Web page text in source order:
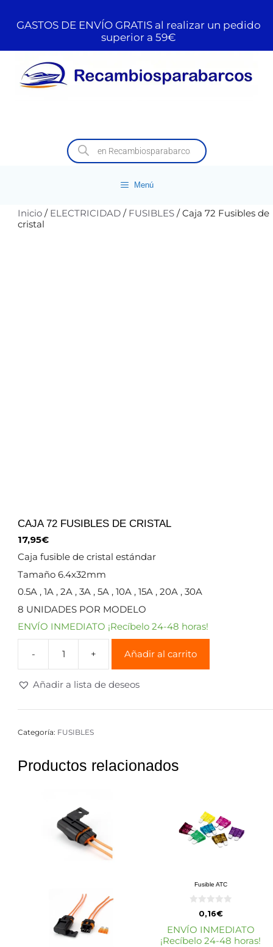
GASTOS DE ENVÍO GRATIS al realizar un pedido
superior a 59€
Menú
Inicio / ELECTRICIDAD / FUSIBLES / Caja 72 Fusibles de
cristal
CAJA 72 FUSIBLES DE CRISTAL
17,95€
Caja fusible de cristal estándar
Tamaño 6.4x32mm
0.5A , 1A , 2A , 3A , 5A , 10A , 15A , 20A , 30A
8 UNIDADES POR MODELO
ENVÍO INMEDIATO ¡Recíbelo 24-48 horas!
Añadir al carrito
Añadir a lista de deseos
Categoría: FUSIBLES
Productos relacionados
Fusible ATC
e
5
0,16€
ENVÍO INMEDIATO
¡Recíbelo 24-48 horas!